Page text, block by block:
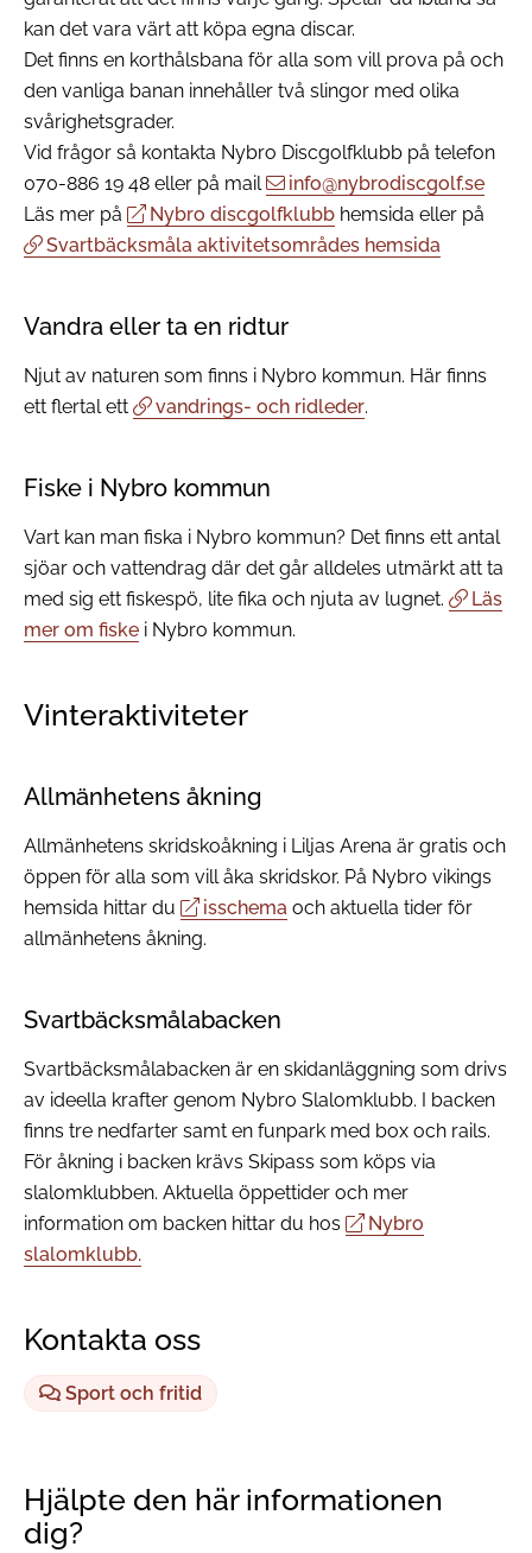
kan det vara värt att köpa egna discar.
Det finns en korthålsbana för alla som vill prova på och
den vanliga banan innehåller två slingor med olika
svårighetsgrader.
Vid frågor så kontakta Nybro Discgolfklubb på telefon
070-886 19 48 eller på mail
info@nybrodiscgolf.se
Läs mer på
Nybro discgolfklubb hemsida eller på
Svartbäcksmåla aktivitetsområdes hemsida
Vandra eller ta en ridtur
Njut av naturen som finns i Nybro kommun. Här finns
ett flertal ett
vandrings- och ridleder.
Fiske i Nybro kommun
Vart kan man fiska i Nybro kommun? Det finns ett antal
sjöar och vattendrag där det går alldeles utmärkt att ta
med sig ett fiskespö, lite fika och njuta av lugnet.
Läs
mer om fiske i Nybro kommun.
Vinteraktiviteter
Allmänhetens åkning
Allmänhetens skridskoåkning i Liljas Arena är gratis och
öppen för alla som vill åka skridskor. På Nybro vikings
hemsida hittar du
isschema och aktuella tider för
allmänhetens åkning.
Svartbäcksmålabacken
Svartbäcksmålabacken är en skidanläggning som drivs
av ideella krafter genom Nybro Slalomklubb. I backen
finns tre nedfarter samt en funpark med box och rails.
För åkning i backen krävs Skipass som köps via
slalomklubben. Aktuella öppettider och mer
information om backen hittar du hos
Nybro
slalomklubb.
Kontakta oss
Sport och fritid
Hjälpte den här informationen
dig?